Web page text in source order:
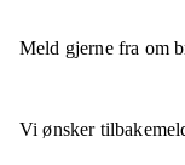
Meld gjerne fra om
Vi ønsker